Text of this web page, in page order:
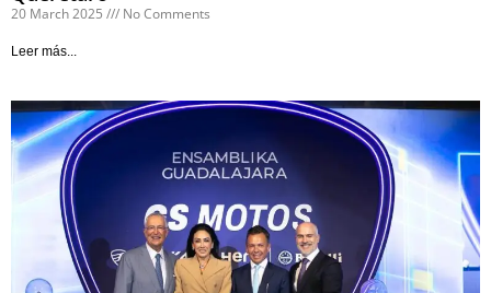
20 March 2025 No Comments
Leer más...